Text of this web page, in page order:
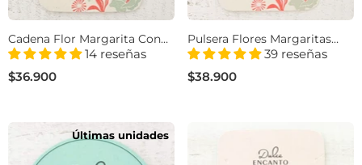
Cadena Flor Margarita Con
Significado
14 reseñas
$36.900
Pulsera Flores Margaritas
Con Significado39 reseñas
$38.900
Últimas unidades